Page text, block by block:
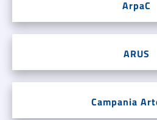
ArpaC
ARUS
Campania